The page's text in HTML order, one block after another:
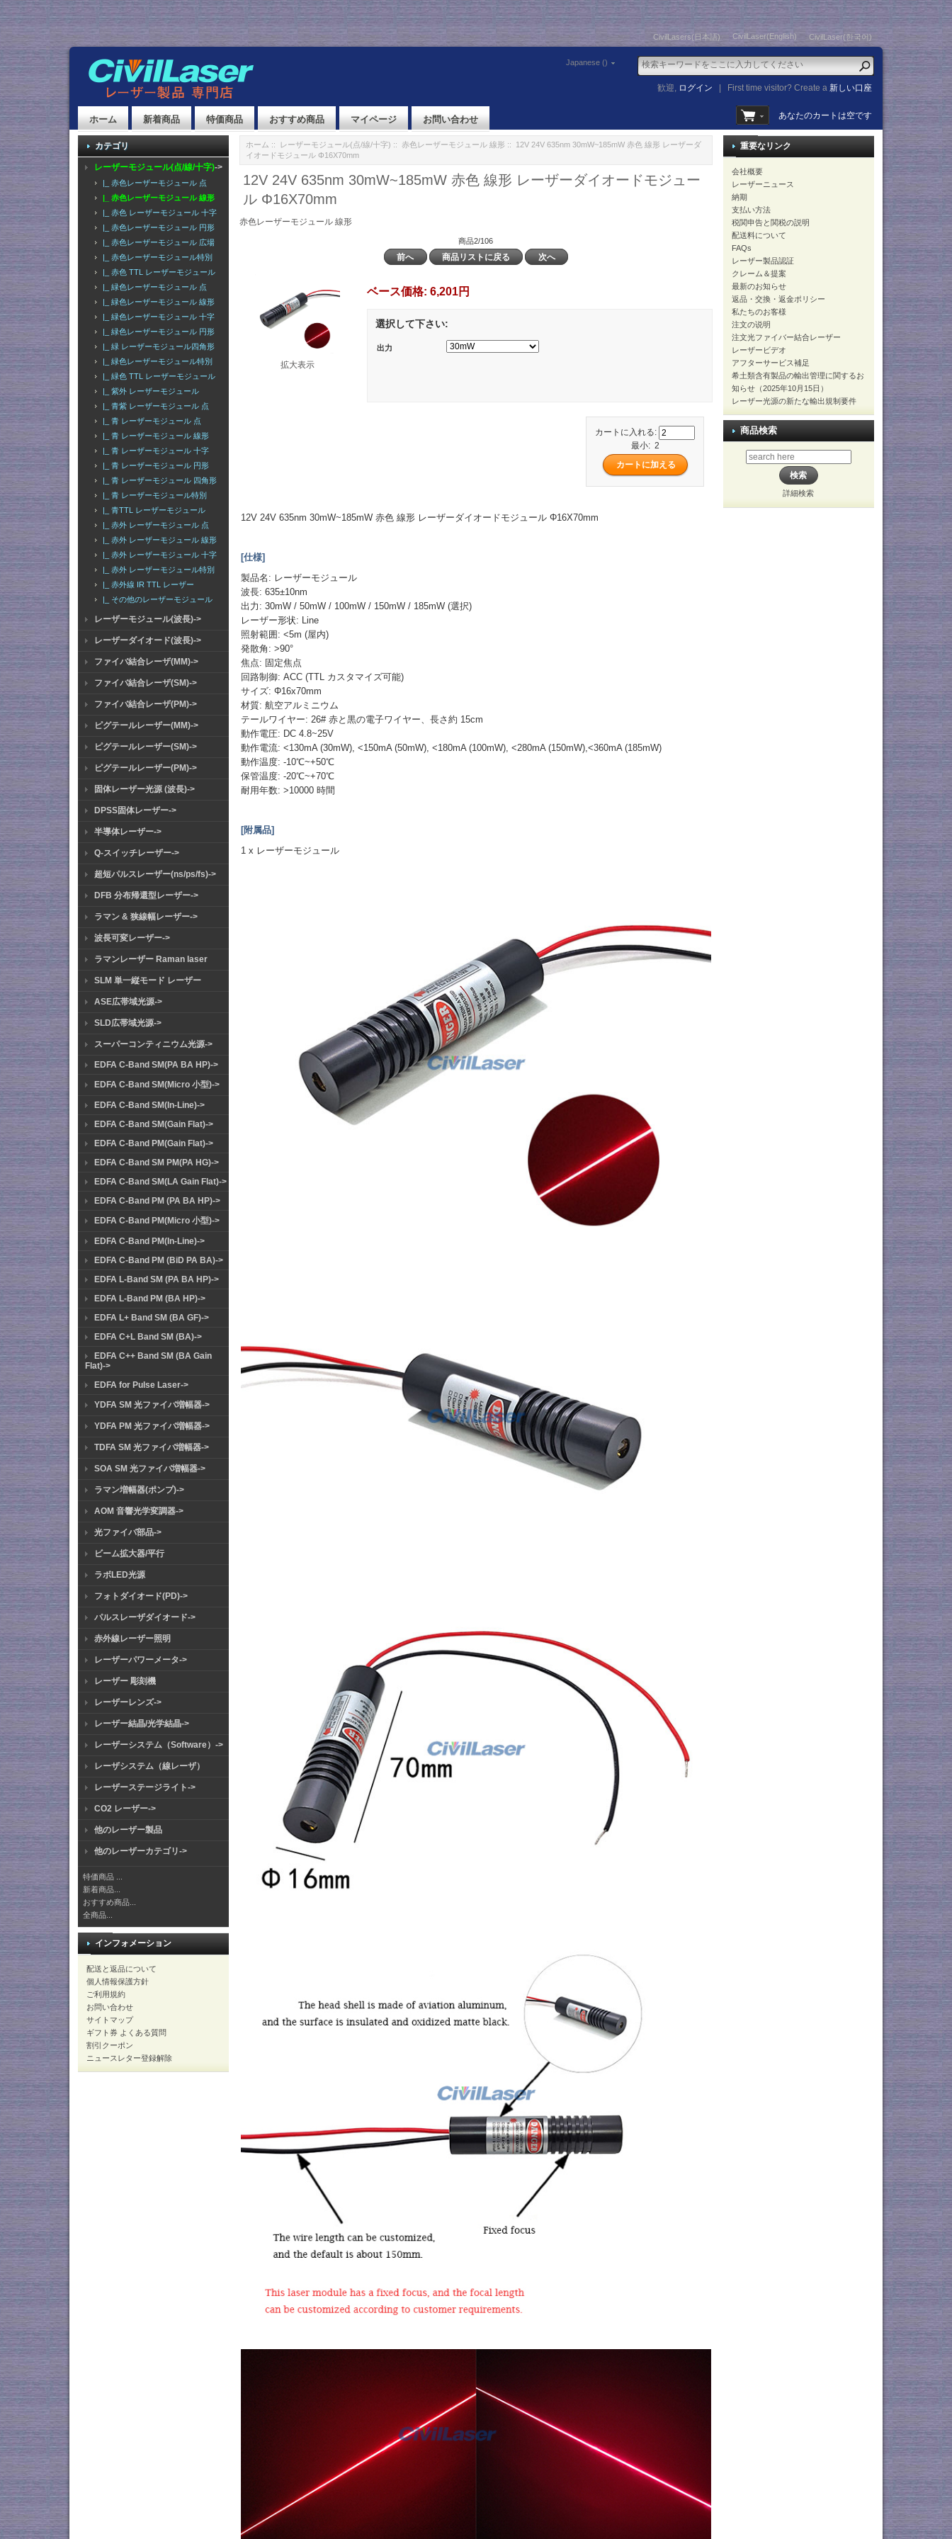
CivilLasers(日本語) CivilLaser(English) CivilLaser(한국어)
Japanese ()
歓迎, ログイン First time visitor? Create a新しい口座
ホーム 新着商品 特価商品 おすすめ商品 マイページ お問い合わせ あなたのカートは空です
カテゴリ
レーザーモジュール(点/線/十字)->
|_ 赤色レーザーモジュール 点
|_ 赤色レーザーモジュール 線形
|_ 赤色 レーザーモジュール 十字
|_ 赤色レーザーモジュール 円形
|_ 赤色レーザーモジュール 広場
|_ 赤色レーザーモジュール特別
|_ 赤色 TTL レーザーモジュール
|_ 緑色レーザーモジュール 点
|_ 緑色レーザーモジュール 線形
|_ 緑色レーザーモジュール 十字
|_ 緑色レーザーモジュール 円形
|_ 緑 レーザーモジュール四角形
|_ 緑色レーザーモジュール特別
|_ 緑色 TTL レーザーモジュール
|_ 紫外 レーザーモジュール
|_ 青紫 レーザーモジュール 点
|_ 青 レーザーモジュール 点
|_ 青 レーザーモジュール 線形
|_ 青 レーザーモジュール 十字
|_ 青 レーザーモジュール 円形
|_ 青 レーザーモジュール 四角形
|_ 青 レーザーモジュール特別
|_ 青TTL レーザーモジュール
|_ 赤外 レーザーモジュール 点
|_ 赤外 レーザーモジュール 線形
|_ 赤外 レーザーモジュール 十字
|_ 赤外 レーザーモジュール特別
|_ 赤外線 IR TTL レーザー
|_ その他のレーザーモジュール
レーザーモジュール(波長)->
レーザーダイオード(波長)->
ファイバ結合レーザ(MM)->
ファイバ結合レーザ(SM)->
ファイバ結合レーザ(PM)->
ピグテールレーザー(MM)->
ピグテールレーザー(SM)->
ピグテールレーザー(PM)->
固体レーザー光源 (波長)->
DPSS固体レーザー->
半導体レーザー->
Q-スイッチレーザー->
超短パルスレーザー(ns/ps/fs)->
DFB 分布帰還型レーザー->
ラマン & 狭線幅レーザー->
波長可変レーザー->
ラマンレーザー Raman laser
SLM 単一縦モード レーザー
ASE広帯域光源->
SLD広帯域光源->
スーパーコンティニウム光源->
EDFA C-Band SM(PA BA HP)->
EDFA C-Band SM(Micro 小型)->
EDFA C-Band SM(In-Line)->
EDFA C-Band SM(Gain Flat)->
EDFA C-Band PM(Gain Flat)->
EDFA C-Band SM PM(PA HG)->
EDFA C-Band SM(LA Gain Flat)->
EDFA C-Band PM (PA BA HP)->
EDFA C-Band PM(Micro 小型)->
EDFA C-Band PM(In-Line)->
EDFA C-Band PM (BiD PA BA)->
EDFA L-Band SM (PA BA HP)->
EDFA L-Band PM (BA HP)->
EDFA L+ Band SM (BA GF)->
EDFA C+L Band SM (BA)->
EDFA C++ Band SM (BA Gain
Flat)->
EDFA for Pulse Laser->
YDFA SM 光ファイバ増幅器->
YDFA PM 光ファイバ増幅器->
TDFA SM 光ファイバ増幅器->
SOA SM 光ファイバ増幅器->
ラマン増幅器(ポンプ)->
AOM 音響光学変調器->
光ファイバ部品->
ビーム拡大器/平行
ラボLED光源
フォトダイオード(PD)->
パルスレーザダイオード->
赤外線レーザー照明
レーザーパワーメータ->
レーザー 彫刻機
レーザーレンズ->
レーザー結晶/光学結晶->
レーザーシステム（Software）->
レーザシステム（線レーザ）
レーザーステージライト->
CO2 レーザー->
他のレーザー製品
他のレーザーカテゴリ->
特価商品 ...
新着商品...
おすすめ商品...
全商品...
インフォメーション
配送と返品について
個人情報保護方針
ご利用規約
お問い合わせ
サイトマップ
ギフト券 よくある質問
割引クーポン
ニュースレター登録解除
ホーム :: レーザーモジュール(点/線/十字) :: 赤色レーザーモジュール 線形 :: 12V 24V 635nm 30mW~185mW 赤色 線形 レーザーダ
イオードモジュール Φ16X70mm
12V 24V 635nm 30mW~185mW 赤色 線形 レーザーダイオードモジュー
ル Φ16X70mm
赤色レーザーモジュール 線形
商品2/106
前へ 商品リストに戻る 次へ
拡大表示
ベース価格: 6,201円
選択して下さい:
出力
カートに入れる:
最小: 2
12V 24V 635nm 30mW~185mW 赤色 線形 レーザーダイオードモジュール Φ16X70mm
[仕様]
製品名: レーザーモジュール
波長: 635±10nm
出力: 30mW / 50mW / 100mW / 150mW / 185mW (選択)
レーザー形状: Line
照射範囲: <5m (屋内)
発散角: >90°
焦点: 固定焦点
回路制御: ACC (TTL カスタマイズ可能)
サイズ: Φ16x70mm
材質: 航空アルミニウム
テールワイヤー: 26# 赤と黒の電子ワイヤー、長さ約 15cm
動作電圧: DC 4.8~25V
動作電流: <130mA (30mW), <150mA (50mW), <180mA (100mW), <280mA (150mW),<360mA (185mW)
動作温度: -10℃~+50℃
保管温度: -20℃~+70℃
耐用年数: >10000 時間
[附属品]
1 x レーザーモジュール
重要なリンク
会社概要
レーザーニュース
納期
支払い方法
税関申告と関税の説明
配送料について
FAQs
レーザー製品認証
クレーム＆提案
最新のお知らせ
返品・交換・返金ポリシー
私たちのお客様
注文の说明
注文光ファイバー結合レーザー
レーザービデオ
アフターサービス補足
希土類含有製品の輸出管理に関するお
知らせ（2025年10月15日）
レーザー光源の新たな輸出規制要件
商品検索
詳細検索